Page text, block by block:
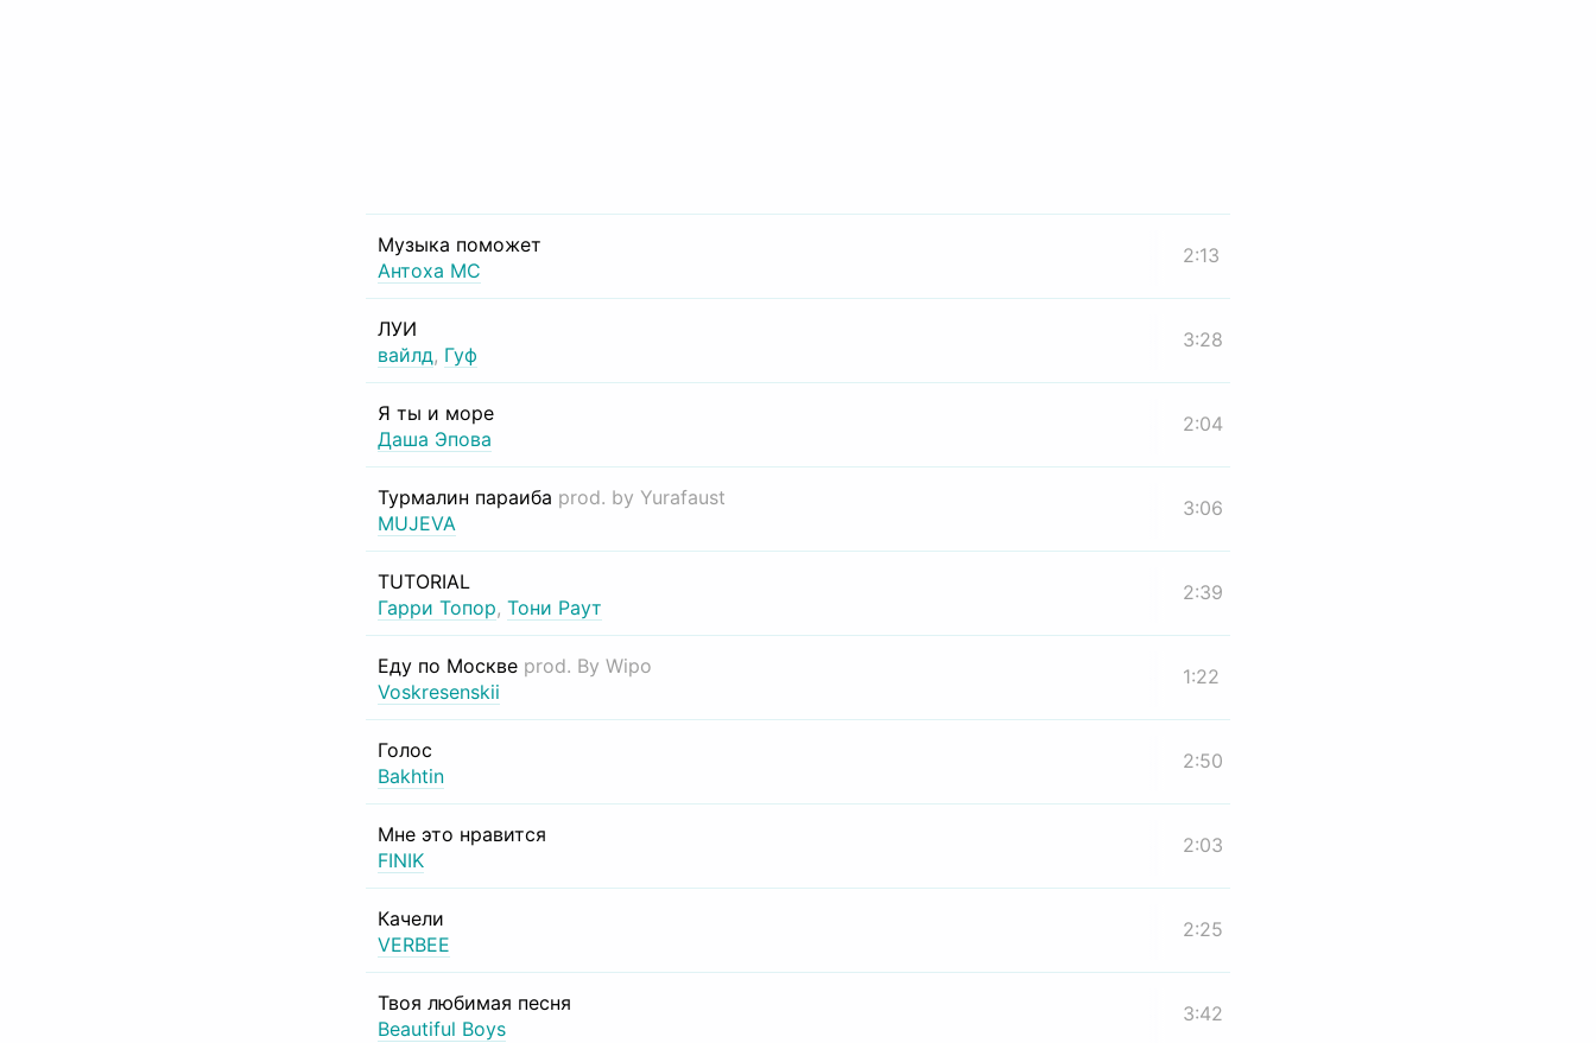
Музыка поможет
Антоха МС
2:13
ЛУИ
вайлд, Гуф
3:28
Я ты и море
Даша Эпова
2:04
Турмалин параиба prod. by Yurafaust
MUJEVA
3:06
TUTORIAL
Гарри Топор, Тони Раут
2:39
Еду по Москве prod. By Wipo
Voskresenskii
1:22
Голос
Bakhtin
2:50
Мне это нравится
FINIK
2:03
Качели
VERBEE
2:25
Твоя любимая песня
Beautiful Boys
3:42